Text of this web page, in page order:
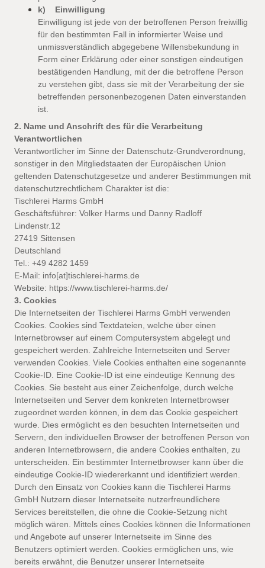
k) Einwilligung
Einwilligung ist jede von der betroffenen Person freiwillig
für den bestimmten Fall in informierter Weise und
unmissverständlich abgegebene Willensbekundung in
Form einer Erklärung oder einer sonstigen eindeutigen
bestätigenden Handlung, mit der die betroffene Person
zu verstehen gibt, dass sie mit der Verarbeitung der sie
betreffenden personenbezogenen Daten einverstanden
ist.
2. Name und Anschrift des für die Verarbeitung
Verantwortlichen
Verantwortlicher im Sinne der Datenschutz-Grundverordnung,
sonstiger in den Mitgliedstaaten der Europäischen Union
geltenden Datenschutzgesetze und anderer Bestimmungen mit
datenschutzrechtlichem Charakter ist die:
Tischlerei Harms GmbH
Geschäftsführer: Volker Harms und Danny Radloff
Lindenstr.12
27419 Sittensen
Deutschland
Tel.: +49 4282 1459
E-Mail: info[at]tischlerei-harms.de
Website: https://www.tischlerei-harms.de/
3. Cookies
Die Internetseiten der Tischlerei Harms GmbH verwenden
Cookies. Cookies sind Textdateien, welche über einen
Internetbrowser auf einem Computersystem abgelegt und
gespeichert werden. Zahlreiche Internetseiten und Server
verwenden Cookies. Viele Cookies enthalten eine sogenannte
Cookie-ID. Eine Cookie-ID ist eine eindeutige Kennung des
Cookies. Sie besteht aus einer Zeichenfolge, durch welche
Internetseiten und Server dem konkreten Internetbrowser
zugeordnet werden können, in dem das Cookie gespeichert
wurde. Dies ermöglicht es den besuchten Internetseiten und
Servern, den individuellen Browser der betroffenen Person von
anderen Internetbrowsern, die andere Cookies enthalten, zu
unterscheiden. Ein bestimmter Internetbrowser kann über die
eindeutige Cookie-ID wiedererkannt und identifiziert werden.
Durch den Einsatz von Cookies kann die Tischlerei Harms
GmbH Nutzern dieser Internetseite nutzerfreundlichere
Services bereitstellen, die ohne die Cookie-Setzung nicht
möglich wären. Mittels eines Cookies können die Informationen
und Angebote auf unserer Internetseite im Sinne des
Benutzers optimiert werden. Cookies ermöglichen uns, wie
bereits erwähnt, die Benutzer unserer Internetseite